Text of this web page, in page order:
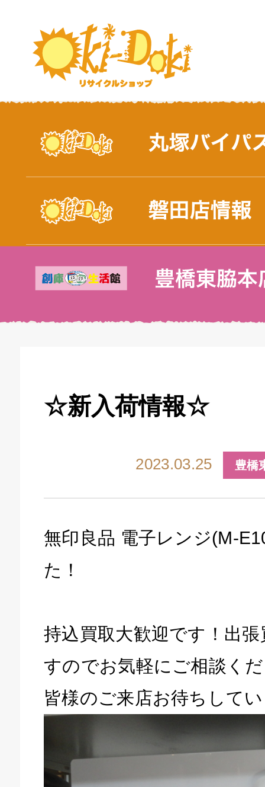
☆新入荷情報☆
2023.03.25 豊橋
無印良品 電子レンジ(M-
た！
持込買取大歓迎です！出
すのでお気軽にご相談く
皆様のご来店お待ちして